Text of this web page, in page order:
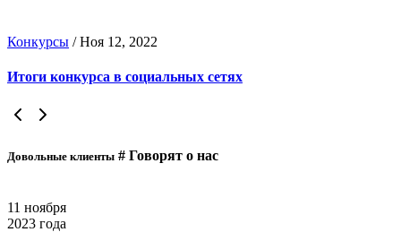
Конкурсы /Ноя 12, 2022
Итоги конкурса в социальных сетях
Довольные клиенты # Говорят о нас
11 ноября
2023 года